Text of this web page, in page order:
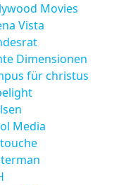
Movies
Vista
Dimensionen
für christus
Media